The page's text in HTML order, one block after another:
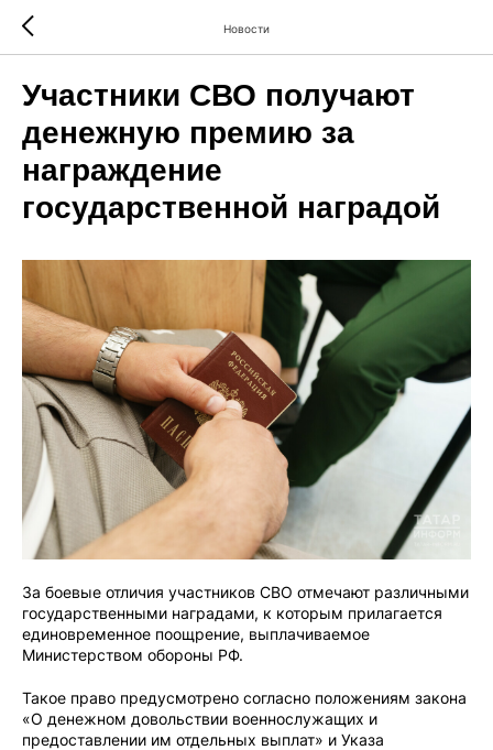
Новости
Участники СВО получают
денежную премию за
награждение
государственной наградой
За боевые отличия участников СВО отмечают различными
государственными наградами, к которым прилагается
единовременное поощрение, выплачиваемое
Министерством обороны РФ.
Такое право предусмотрено согласно положениям закона
«О денежном довольствии военнослужащих и
предоставлении им отдельных выплат» и Указа